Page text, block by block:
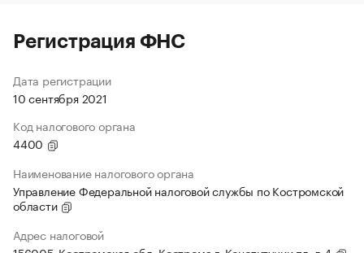
Регистрация ФНС
Дата регистрации
10 сентября 2021
Код налогового органа
4400
Наименование налогового органа
Управление Федеральной налоговой службы по Костромской
области
Адрес налоговой